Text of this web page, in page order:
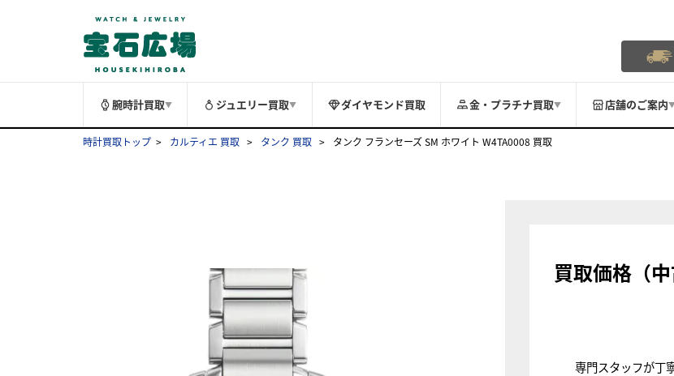
腕時計買取▼ ジュエリー買取▼ ダイヤモンド買取 金・プラチナ買取▼ 店舗のご案内
時計買取トップ カルティエ 買取 タンク 買取 タンク フランセーズ SM ホワイト W4TA0008 買取
買取価格（中
専門スタッフが丁